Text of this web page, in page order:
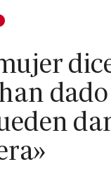
dado